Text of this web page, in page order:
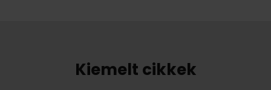
Kiemelt cikkek